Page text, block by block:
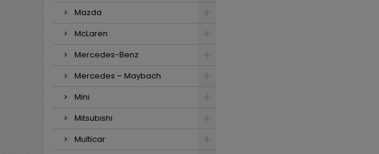
Mazda
McLaren
Mercedes-Benz
Mercedes – Maybach
Mini
Mitsubishi
Multicar